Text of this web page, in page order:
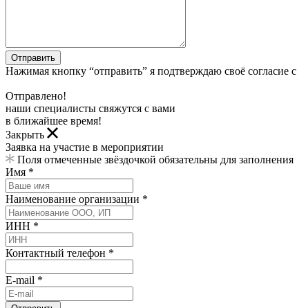
Отправить
Нажимая кнопку “отправить” я подтверждаю своё согласие с
Отправлено!
наши специалисты свяжутся с вами
в ближайшее время!
Закрыть
Заявка на участие в мероприятии
Поля отмеченные звёздочкой обязательны для заполнения
Имя *
Наименование организации *
ИНН *
Контактный телефон *
E-mail *